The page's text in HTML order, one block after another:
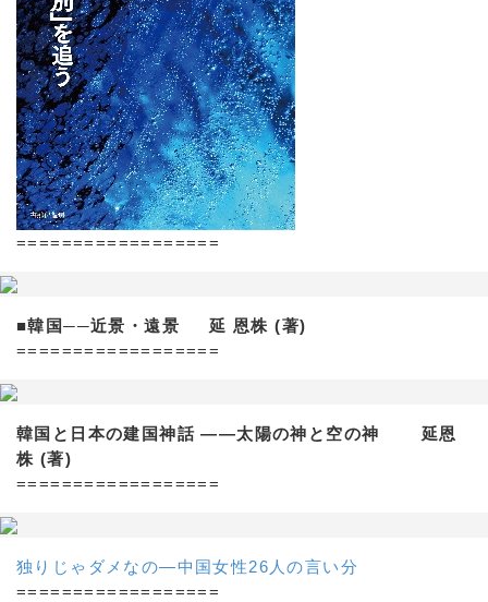
==================
■韓国──近景・遠景 延 恩株 (著)
==================
韓国と日本の建国神話 ——太陽の神と空の神 延恩
株 (著)
==================
独りじゃダメなの―中国女性26人の言い分
==================